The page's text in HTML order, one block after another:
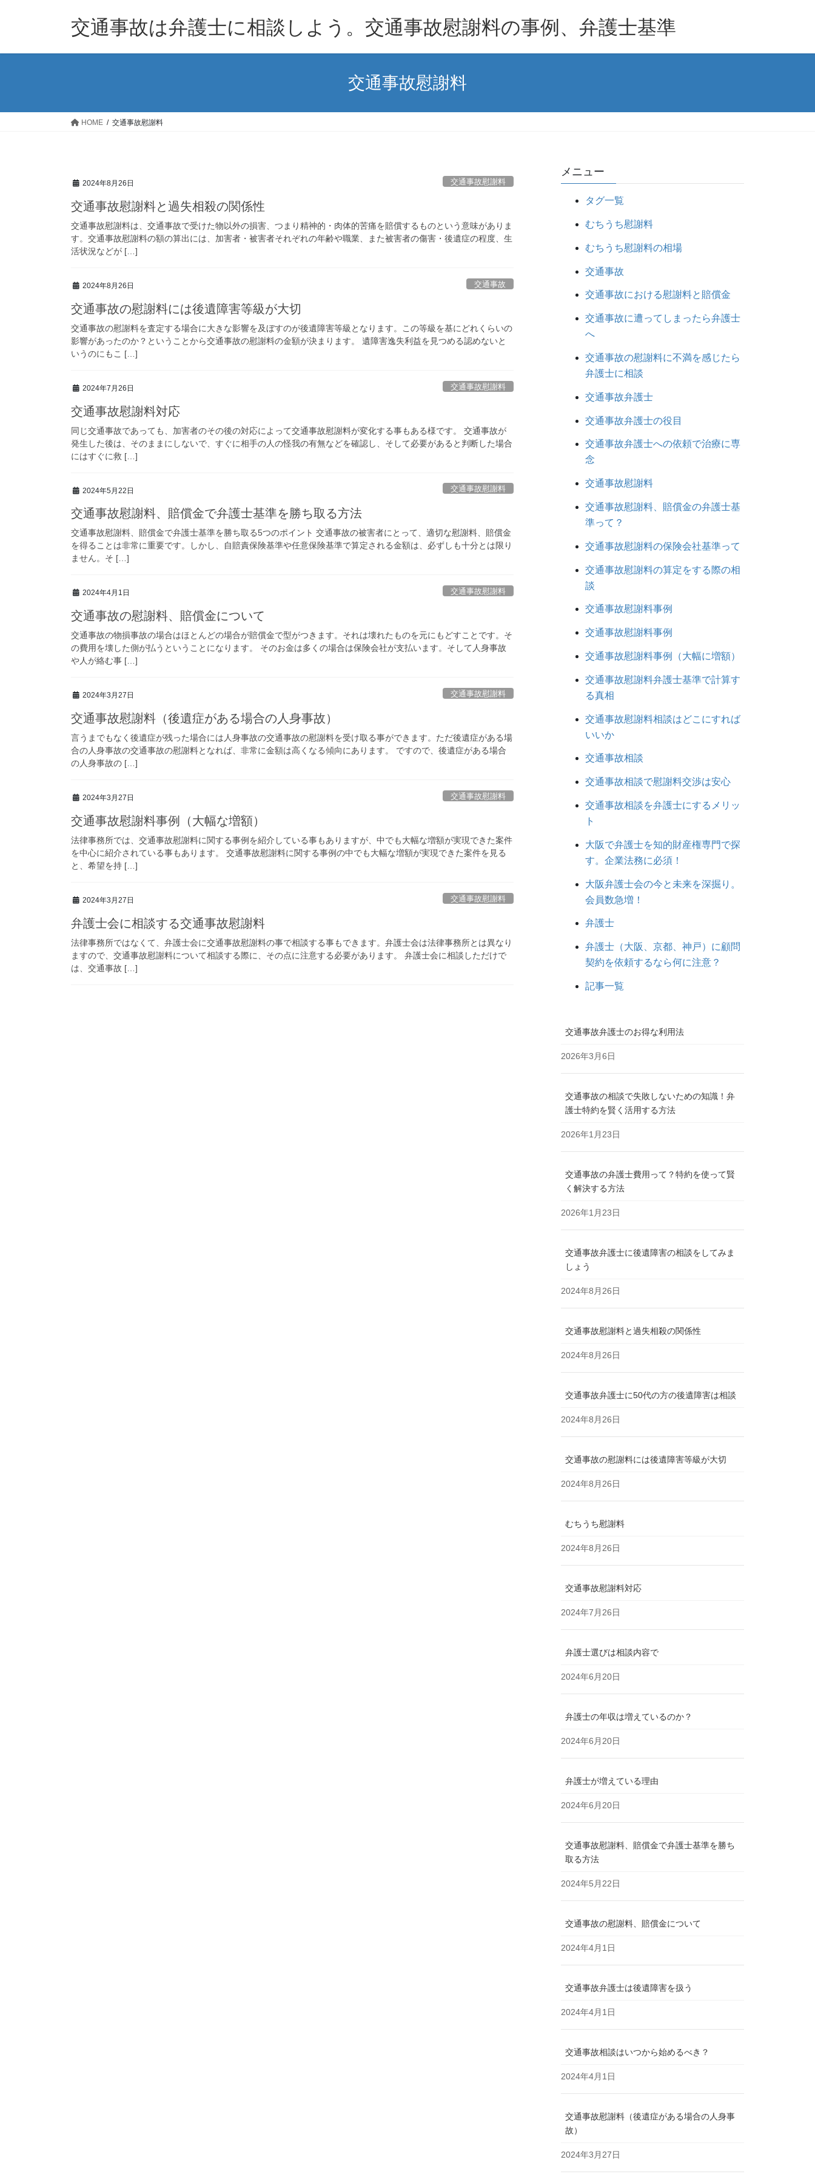
交通事故は弁護士に相談しよう。交通事故慰謝料の事例、弁護士基準
交通事故慰謝料
HOME 交通事故慰謝料
2024年8月26日 交通事故慰謝料
交通事故慰謝料と過失相殺の関係性
交通事故慰謝料は、交通事故で受けた物以外の損害、つまり精神的・肉体的苦痛を賠償するものという意味がありま
す。交通事故慰謝料の額の算出には、加害者・被害者それぞれの年齢や職業、また被害者の傷害・後遺症の程度、生
活状況などが […]
2024年8月26日 交通事故
交通事故の慰謝料には後遺障害等級が大切
交通事故の慰謝料を査定する場合に大きな影響を及ぼすのが後遺障害等級となります。この等級を基にどれくらいの
影響があったのか？ということから交通事故の慰謝料の金額が決まります。 遺障害逸失利益を見つめる認めないと
いうのにもこ […]
2024年7月26日 交通事故慰謝料
交通事故慰謝料対応
同じ交通事故であっても、加害者のその後の対応によって交通事故慰謝料が変化する事もある様です。 交通事故が
発生した後は、そのままにしないで、すぐに相手の人の怪我の有無などを確認し、そして必要があると判断した場合
にはすぐに救 […]
2024年5月22日 交通事故慰謝料
交通事故慰謝料、賠償金で弁護士基準を勝ち取る方法
交通事故慰謝料、賠償金で弁護士基準を勝ち取る5つのポイント 交通事故の被害者にとって、適切な慰謝料、賠償金
を得ることは非常に重要です。しかし、自賠責保険基準や任意保険基準で算定される金額は、必ずしも十分とは限り
ません。そ […]
2024年4月1日 交通事故慰謝料
交通事故の慰謝料、賠償金について
交通事故の物損事故の場合はほとんどの場合が賠償金で型がつきます。それは壊れたものを元にもどすことです。そ
の費用を壊した側が払うということになります。 そのお金は多くの場合は保険会社が支払います。そして人身事故
や人が絡む事 […]
2024年3月27日 交通事故慰謝料
交通事故慰謝料（後遺症がある場合の人身事故）
言うまでもなく後遺症が残った場合には人身事故の交通事故の慰謝料を受け取る事ができます。ただ後遺症がある場
合の人身事故の交通事故の慰謝料となれば、非常に金額は高くなる傾向にあります。 ですので、後遺症がある場合
の人身事故の […]
2024年3月27日 交通事故慰謝料
交通事故慰謝料事例（大幅な増額）
法律事務所では、交通事故慰謝料に関する事例を紹介している事もありますが、中でも大幅な増額が実現できた案件
を中心に紹介されている事もあります。 交通事故慰謝料に関する事例の中でも大幅な増額が実現できた案件を見る
と、希望を持 […]
2024年3月27日 交通事故慰謝料
弁護士会に相談する交通事故慰謝料
法律事務所ではなくて、弁護士会に交通事故慰謝料の事で相談する事もできます。弁護士会は法律事務所とは異なり
ますので、交通事故慰謝料について相談する際に、その点に注意する必要があります。 弁護士会に相談しただけで
は、交通事故 […]
メニュー
タグ一覧
むちうち慰謝料
むちうち慰謝料の相場
交通事故
交通事故における慰謝料と賠償金
交通事故に遭ってしまったら弁護士
へ
交通事故の慰謝料に不満を感じたら
弁護士に相談
交通事故弁護士
交通事故弁護士の役目
交通事故弁護士への依頼で治療に専
念
交通事故慰謝料
交通事故慰謝料、賠償金の弁護士基
準って？
交通事故慰謝料の保険会社基準って
交通事故慰謝料の算定をする際の相
談
交通事故慰謝料事例
交通事故慰謝料事例
交通事故慰謝料事例（大幅に増額）
交通事故慰謝料弁護士基準で計算す
る真相
交通事故慰謝料相談はどこにすれば
いいか
交通事故相談
交通事故相談で慰謝料交渉は安心
交通事故相談を弁護士にするメリッ
ト
大阪で弁護士を知的財産権専門で探
す。企業法務に必須！
大阪弁護士会の今と未来を深掘り。
会員数急増！
弁護士
弁護士（大阪、京都、神戸）に顧問
契約を依頼するなら何に注意？
記事一覧
交通事故弁護士のお得な利用法
2026年3月6日
交通事故の相談で失敗しないための知識！弁
護士特約を賢く活用する方法
2026年1月23日
交通事故の弁護士費用って？特約を使って賢
く解決する方法
2026年1月23日
交通事故弁護士に後遺障害の相談をしてみま
しょう
2024年8月26日
交通事故慰謝料と過失相殺の関係性
2024年8月26日
交通事故弁護士に50代の方の後遺障害は相談
2024年8月26日
交通事故の慰謝料には後遺障害等級が大切
2024年8月26日
むちうち慰謝料
2024年8月26日
交通事故慰謝料対応
2024年7月26日
弁護士選びは相談内容で
2024年6月20日
弁護士の年収は増えているのか？
2024年6月20日
弁護士が増えている理由
2024年6月20日
交通事故慰謝料、賠償金で弁護士基準を勝ち
取る方法
2024年5月22日
交通事故の慰謝料、賠償金について
2024年4月1日
交通事故弁護士は後遺障害を扱う
2024年4月1日
交通事故相談はいつから始めるべき？
2024年4月1日
交通事故慰謝料（後遺症がある場合の人身事
故）
2024年3月27日